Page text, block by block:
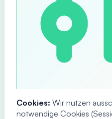
Cookies: Wir nutzen
notwendige Cookies